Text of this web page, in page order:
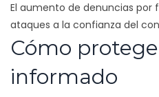
El aumento de denuncias por
ataques a la confianza del
Cómo
informado